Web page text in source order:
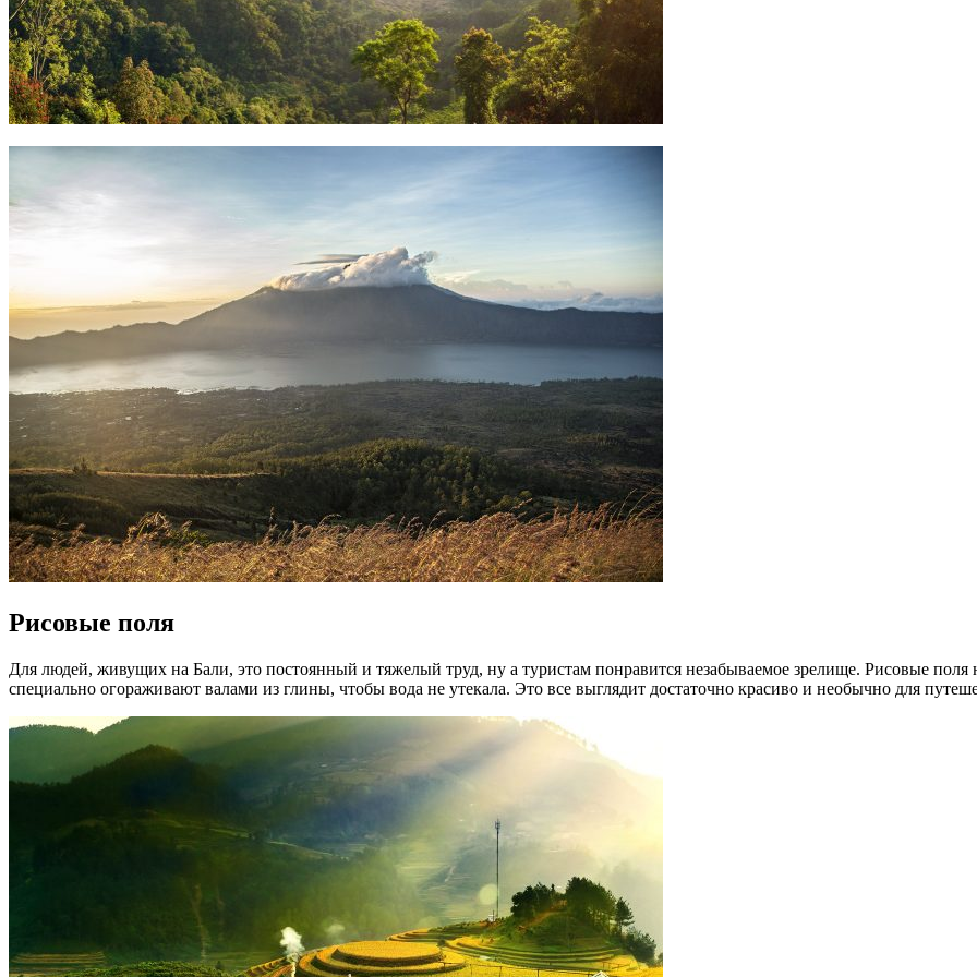
Рисовые поля
Для людей, живущих на Бали, это постоянный и тяжелый труд, ну а туристам понравится незабываемое зрелище. Рисовые поля
специально огораживают валами из глины, чтобы вода не утекала. Это все выглядит достаточно красиво и необычно для